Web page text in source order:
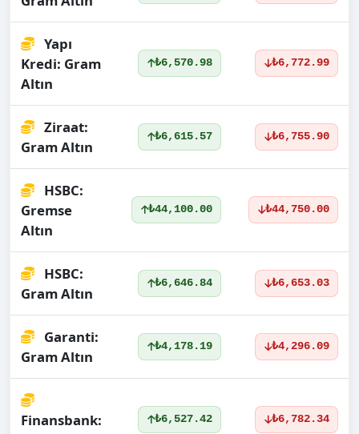
Yapı
Kredi: Gram
Altın
₺6,570.98 ₺6,772.99
Ziraat:
Gram Altın
₺6,615.57 ₺6,755.90
HSBC:
Gremse
Altın
₺44,100.00 ₺44,750.00
HSBC:
Gram Altın
₺6,646.84 ₺6,653.03
Garanti:
Gram Altın
₺4,178.19 ₺4,296.09
Finansbank:
₺6,527.42 ₺6,782.34